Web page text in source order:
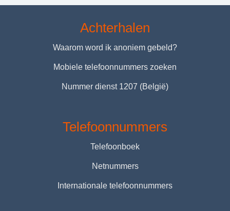
Achterhalen
Waarom word ik anoniem gebeld?
Mobiele telefoonnummers zoeken
Nummer dienst 1207 (België)
Telefoonnummers
Telefoonboek
Netnummers
Internationale telefoonnummers